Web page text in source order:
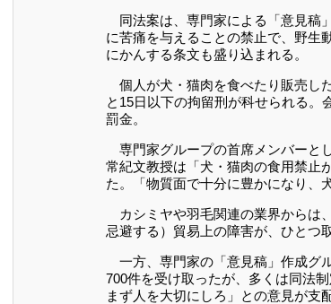
同法案は、専門家による「意見稿
に苦痛を与えることの禁止で、野生
にかんする条文も盛り込まれる。
個人が犬・猫肉を食べたり販売し
と15日以下の拘留刑が科せられる。
罰金。
専門家グループの首席メンバーと
常紀文教授は「犬・猫肉の食用禁止
た。「物質面で十分に豊かになり、
カシミヤや羽毛関連の業界からは
忌避する）貿易上の障害が、ひとつ
一方、専門家の「意見稿」作成グ
700件を受け取ったが、多くは同法
まず人を大切にしろ」との意見が支